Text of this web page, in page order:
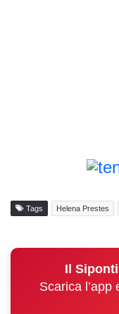
Tags Helena Prestes
Il
Scarica